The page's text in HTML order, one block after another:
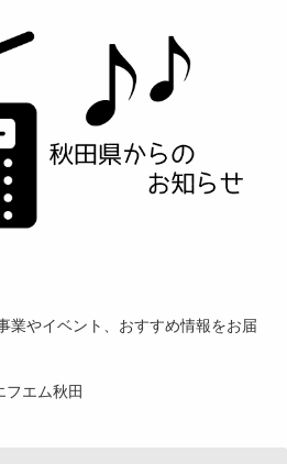
業やイベント、おすすめ情報をお届
エム秋田